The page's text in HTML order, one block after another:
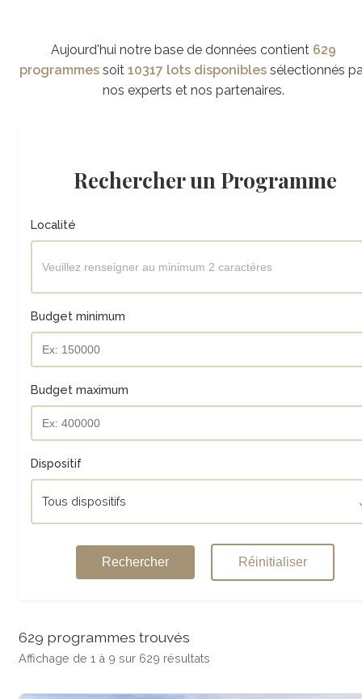
Aujourd'hui notre base de données contient 629
programmessoit 10317 lots disponiblessélectionnés
nos experts et nos partenaires.
Rechercher un Programme
Localité
Budget minimum
Budget maximum
Dispositif
Tous dispositifs
Rechercher Réinitialiser
629 programmes trouvés
Affichage de 1 à 9 sur 629 résultats